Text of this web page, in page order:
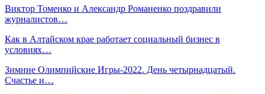
Виктор Томенко и Александр Романенко поздравили
журналистов…
Как в Алтайском крае работает социальный бизнес в
условиях…
Зимние Олимпийские Игры-2022. День четырнадцатый.
Счастье и…